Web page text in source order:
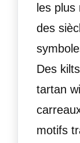
les plus
des
Des
tartan
motifs